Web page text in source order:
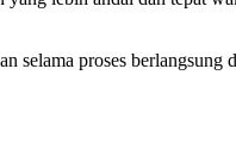
selama proses berlangsung